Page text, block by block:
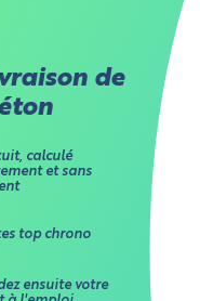
de
calculé
et sans
top chrono
ensuite votre